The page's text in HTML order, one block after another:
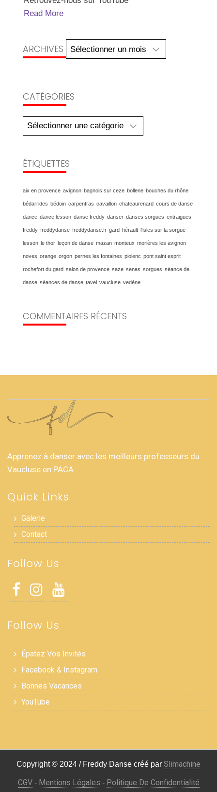
Read More
ARCHIVES
Archives
CATÉGORIES
Catégories
ÉTIQUETTES
aix en provence avignon bagnols sur ceze bollene bouches du rhône
bédarrides bédoin carpentras cavaillon chateaurenard cours de danse
dance dance lesson danse freddy danser danses sorgues entraigues
freddy freddydanse freddydanse.fr gard hérault l'isles sur la sorgue
lesson le thor leçon de danse mazan monteux morières les avignon
noves orange orgon pernes les fontaines piolenc pont saint esprit
rochefort du gard salon de provence saze senas sorgues séance de
danse séances de danse tavel vaucluse vedène
COMMENTAIRES RÉCENTS
Apprenez à danser avec les meilleurs professeurs du
Vaucluse en PACA.
Quick Links
Galerie
Contact
Follow Us
Follow Us
Épatez Vos Invités
Facebook & Instagram
Bonnes Vacances
YouTube
Copyright © 2024 / Freddy Danse créé par Slimachine
CGV- Mentions Légales - Politique De Confidentialité